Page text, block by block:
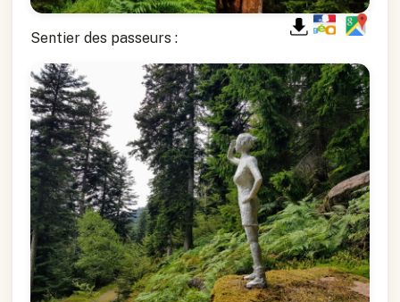
Sentier des passeurs :